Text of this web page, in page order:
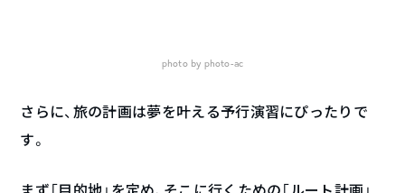
photo by photo-ac
さらに、旅の計画は夢を叶える予行演習にぴったりで
す。